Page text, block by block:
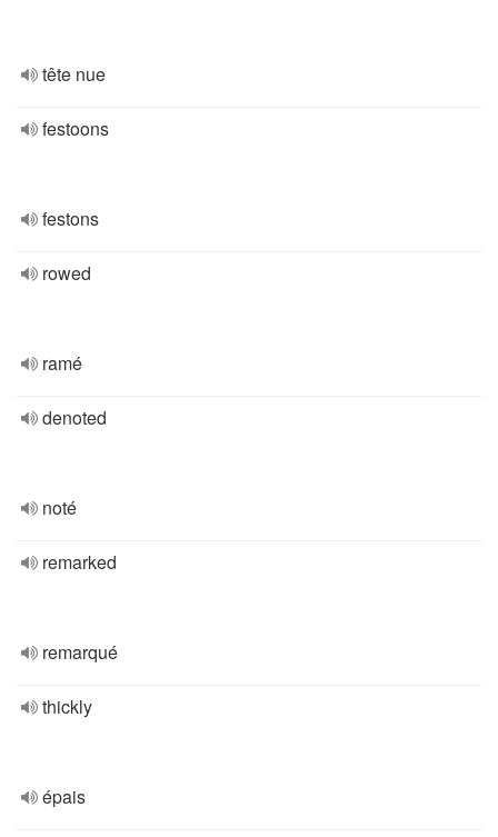
tête nue
festoons
festons
rowed
ramé
denoted
noté
remarked
remarqué
thickly
épais